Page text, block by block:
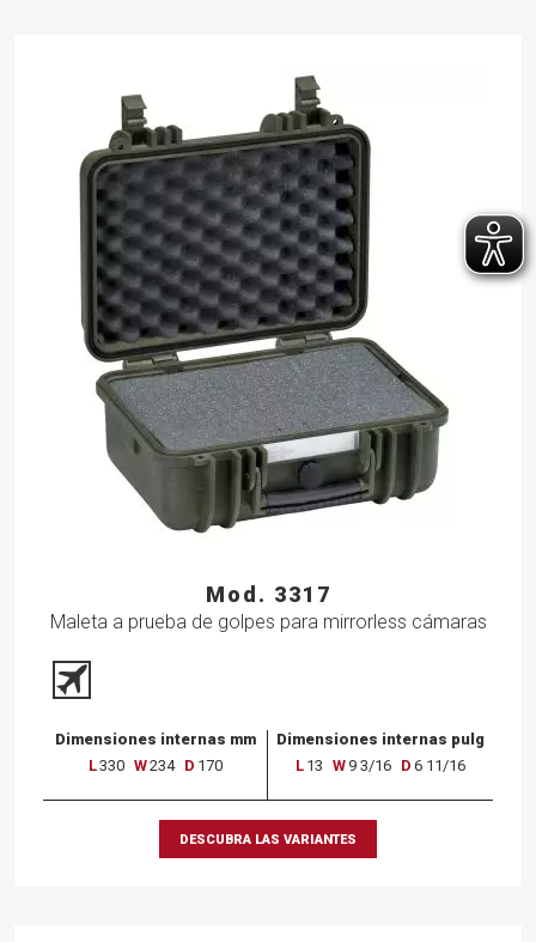
Mod. 3317
Maleta a prueba de golpes para mirrorless cámaras
Dimensiones internas mm
L330 W234 D 170
Dimensiones internas pulg
L 13 W 9 3/16 D 6 11/16
DESCUBRA LAS VARIANTES